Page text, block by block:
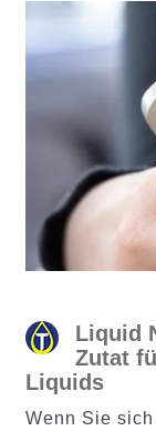
Liquid
Zutat
Liquids
Wenn Sie